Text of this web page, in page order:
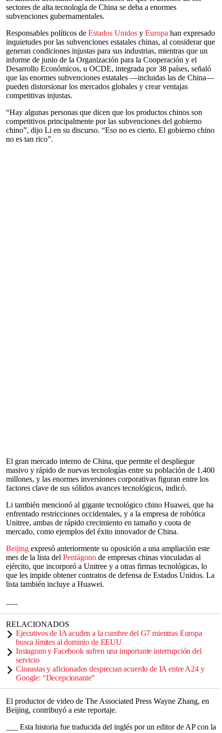
sectores de alta tecnología de China se deba a enormes
subvenciones gubernamentales.
Responsables políticos de Estados Unidos y Europa han expresado
inquietudes por las subvenciones estatales chinas, al considerar que
generan condiciones injustas para sus industrias, mientras que un
informe de junio de la Organización para la Cooperación y el
Desarrollo Económicos, u OCDE, integrada por 38 países, señaló
que las enormes subvenciones estatales —incluidas las de China—
pueden distorsionar los mercados globales y crear ventajas
competitivas injustas.
“Hay algunas personas que dicen que los productos chinos son
competitivos principalmente por las subvenciones del gobierno
chino”, dijo Li en su discurso. “Eso no es cierto. El gobierno chino
no es tan rico”.
El gran mercado interno de China, que permite el despliegue
masivo y rápido de nuevas tecnologías entre su población de 1.400
millones, y las enormes inversiones corporativas figuran entre los
factores clave de sus sólidos avances tecnológicos, indicó.
Li también mencionó al gigante tecnológico chino Huawei, que ha
enfrentado restricciones occidentales, y a la empresa de robótica
Unitree, ambas de rápido crecimiento en tamaño y cuota de
mercado, como ejemplos del éxito innovador de China.
Beijing expresó anteriormente su oposición a una ampliación este
mes de la lista del Pentágono de empresas chinas vinculadas al
ejército, que incorporó a Unitree y a otras firmas tecnológicas, lo
que les impide obtener contratos de defensa de Estados Unidos. La
lista también incluye a Huawei.
RELACIONADOS
Ejecutivos de IA acuden a la cumbre del G7 mientras Europa
busca límites al dominio de EEUU
Instagram y Facebook sufren una importante interrupción del
servicio
Cineastas y aficionados desprecian acuerdo de IA entre A24 y
Google: “Decepcionante”
El productor de video de The Associated Press Wayne Zhang, en
Beijing, contribuyó a este reportaje.
___ Esta historia fue traducida del inglés por un editor de AP con la